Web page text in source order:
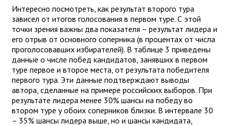
Интересно посмотреть, как результат второго тура
зависел от итогов голосования в первом туре. С этой
точки зрения важны два показателя – результат лидера и
его отрыв от основного соперника (в процентах от числа
проголосовавших избирателей). В таблице 3 приведены
данные о числе побед кандидатов, занявших в первом
туре первое и второе места, от результата победителя
первого тура. Эти данные подтверждают выводы
автора, сделанные на примере российских выборов. При
результате лидера менее 30% шансы на победу во
втором туре у обоих соперников близки. В интервале 30
– 35% шансы лидера выше, но и шансы кандидата,